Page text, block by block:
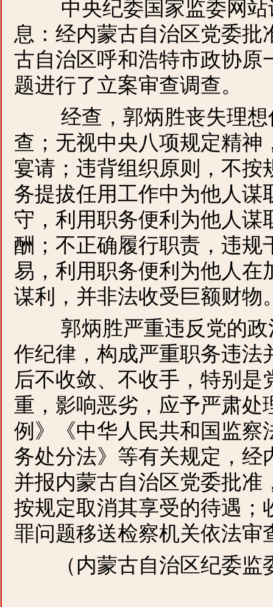
中央纪委国家监委网站
息：经内蒙古自治区党委
古自治区呼和浩特市政协原
题进行了立案审查调查。
经查，郭炳胜丧失理想
查；无视中央八项规定精
宴请；违背组织原则，不
务提拔任用工作中为他人
守，利用职务便利为他人
酬；不正确履行职责，违
易，利用职务便利为他人
谋利，并非法收受巨额财物
郭炳胜严重违反党的政
作纪律，构成严重职务违法
后不收敛、不收手，特别
重，影响恶劣，应予严肃处
例》《中华人民共和国监察
务处分法》等有关规定，
并报内蒙古自治区党委批
按规定取消其享受的待遇；
罪问题移送检察机关依法审
（内蒙古自治区纪委监